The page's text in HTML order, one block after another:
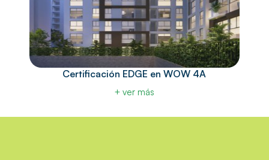
Certificación EDGE en WOW 4A
+ ver más